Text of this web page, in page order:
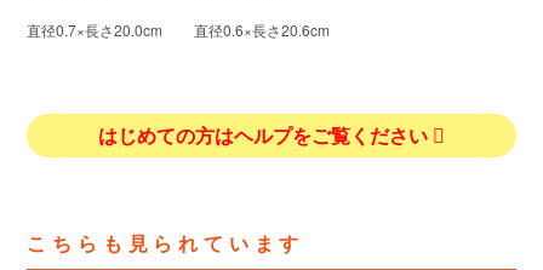
直径0.7×長さ20.0cm
直径0.6×長さ20.6cm
はじめての方はヘルプをご覧ください
こちらも見られています